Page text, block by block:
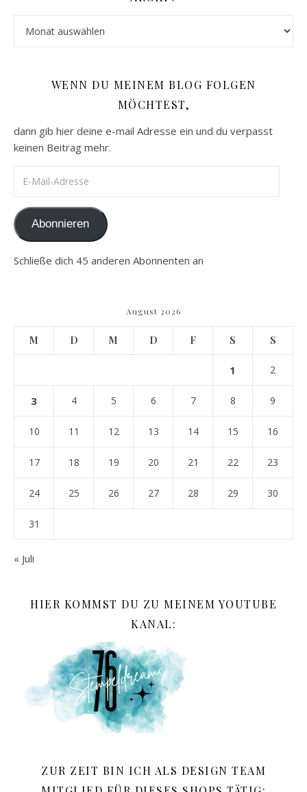
WENN DU MEINEM BLOG FOLGEN
MÖCHTEST,
dann gib hier deine e-mail Adresse ein und du verpasst
keinen Beitrag mehr.
Abonnieren
Schließe dich 45 anderen Abonnenten an
August 2026
M D M D F S S
1 2
3 4 5 6 7 8 9
10 11 12 13 14 15 16
17 18 19 20 21 22 23
24 25 26 27 28 29 30
31
« Juli
HIER KOMMST DU ZU MEINEM YOUTUBE
KANAL:
ZUR ZEIT BIN ICH ALS DESIGN TEAM